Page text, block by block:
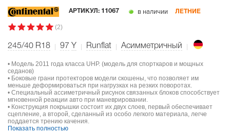
АРТИКУЛ: 11067 в наличии ЛЕТНИЕ
(2)
245/40 R18 97 Y Runflat Асимметричный
• Модель 2011 года класса UHP. (модель для спорткаров и мощных
седанов)
• Боковые грани протекторов модели скошены, что позволяет им
меньше деформироваться при нагрузках на резких поворотах.
• Специальный ассиметричный рисунок связанных блоков способствует
мгновенной реакции авто при маневрировании.
• Конструкция покрышки состоит их двух слоев, первый обеспечивает
сцепление, а второй, сделанный из особо легкого материала, легче
поддается трению качения.
Показать полностью